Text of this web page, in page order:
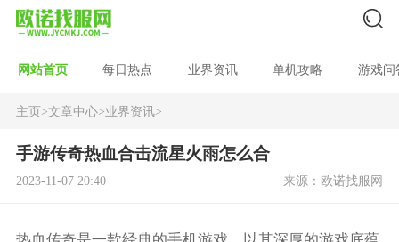
网站首页 每日热点 业界资讯 单机攻略 游戏问
主页>文章中心>业界资讯>
手游传奇热血合击流星火雨怎么合
2023-11-07 20:40 来源：欧诺找服网